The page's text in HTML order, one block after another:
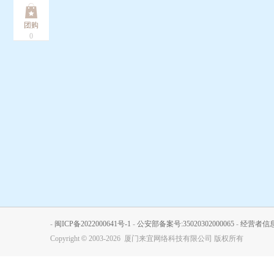
团购
0
- 闽ICP备2022000641号-1 - 公安部备案号:35020302000065 - 经营者信
Copyright © 2003-2026 厦门来宜网络科技有限公司 版权所有